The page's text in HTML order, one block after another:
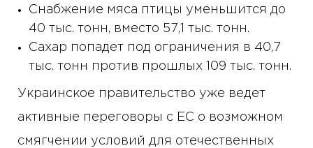
Снабжение мяса птицы уменьшится до
40 тыс. тонн, вместо 57,1 тыс. тонн.
Сахар попадет под ограничения в 40,7
тыс. тонн против прошлых 109 тыс. тонн.
Украинское правительство уже ведет
активные переговоры с ЕС о возможном
смягчении условий для отечественных